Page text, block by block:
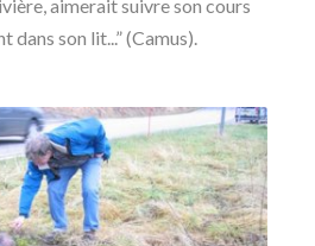
aimerait suivre son cours
dans son lit...” (Camus).